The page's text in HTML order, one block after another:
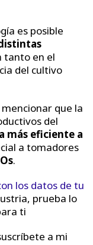
es posible
tanto en el
del cultivo
que la
del
más eficiente a
a tomadores
.
los datos de tu
prueba lo
ti
a mi